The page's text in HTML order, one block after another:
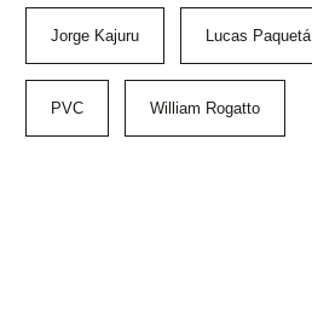
Jorge Kajuru Lucas Paquetá
PVC William Rogatto